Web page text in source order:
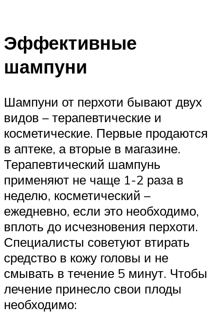
Эффективные
шампуни
Шампуни от перхоти бывают двух
видов – терапевтические и
косметические. Первые продаются
в аптеке, а вторые в магазине.
Терапевтический шампунь
применяют не чаще 1-2 раза в
неделю, косметический –
ежедневно, если это необходимо,
вплоть до исчезновения перхоти.
Специалисты советуют втирать
средство в кожу головы и не
смывать в течение 5 минут. Чтобы
лечение принесло свои плоды
необходимо: